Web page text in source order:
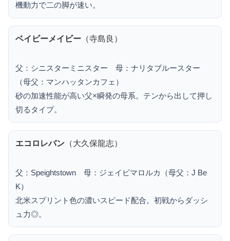
機動力で二の脚が速い。
ベイビーメイビー（寺島良）
父：シニスターミニスター 母：ナリタブルースター
（母父：マンハッタンカフェ）
砂の加速性能が高い父×瞬発の母系。テンから出して押し
切るタイプ。
エコロレバン（大久保龍志）
父：Speightstown 母：ジェイビマロルカ（母父：J Be
K）
北米スプリント色の濃いスピード配合。初戦からダッシ
ュ力◎。